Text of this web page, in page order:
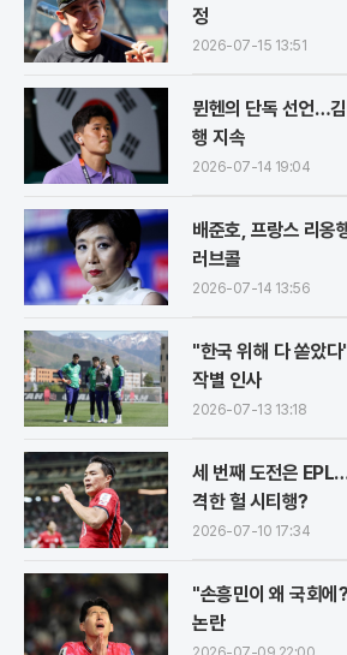
정
2026-07-15 13:51
뮌헨의 단독 선언…
행 지속
2026-07-14 19:04
배준호, 프랑스 리옹
러브콜
2026-07-14 13:56
"한국 위해 다 쏟았
작별 인사
2026-07-13 13:18
세 번째 도전은
격한 헐 시티행?
2026-07-10 17:34
"손흥민이 왜 국회에
논란